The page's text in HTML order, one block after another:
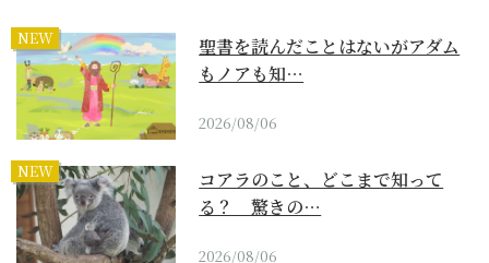
NEW
聖書を読んだことはないがアダム
もノアも知…
2026/08/06
NEW
コアラのこと、どこまで知って
る？ 驚きの…
2026/08/06